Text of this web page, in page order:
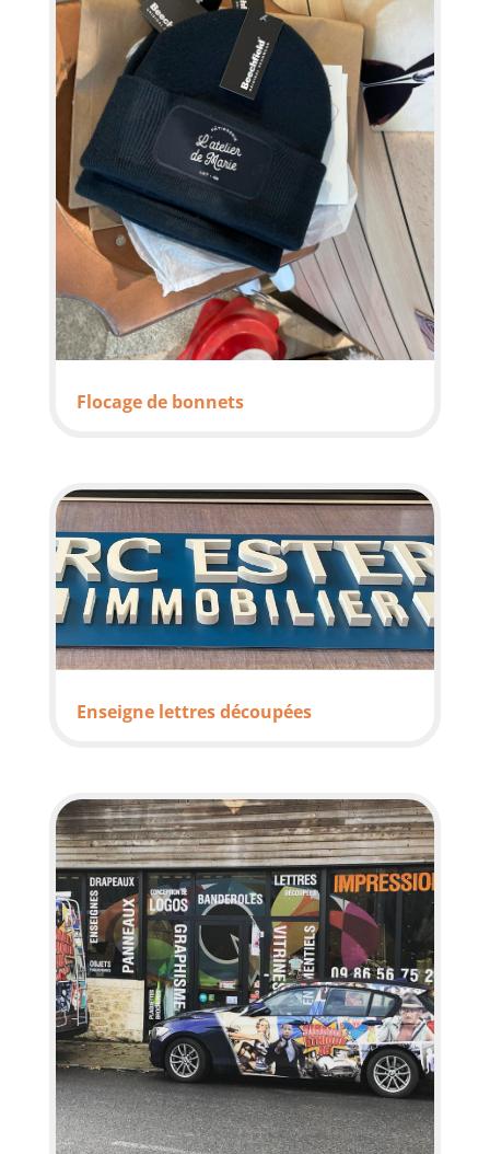
Flocage de bonnets
Enseigne lettres découpées